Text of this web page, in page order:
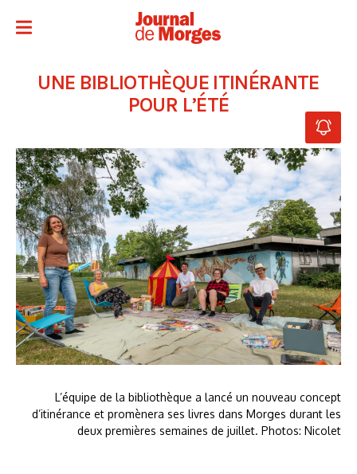
UNE BIBLIOTHÈQUE ITINÉRANTE
POUR L’ÉTÉ
L’équipe de la bibliothèque a lancé un nouveau concept
d’itinérance et promènera ses livres dans Morges durant les
deux premières semaines de juillet. Photos: Nicolet